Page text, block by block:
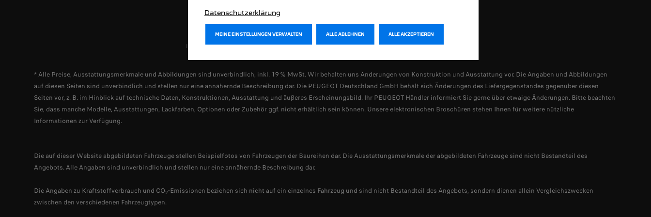
Impressum Rechtliche Hinweise Datenschutzrichtlinie Cookie-Richtlinie Cookie-Einstellungen
* Alle Preise, Ausstattungsmerkmale und Abbildungen sind unverbindlich, inkl. 19 % MwSt. Wir behalten uns Änderungen von Konstruktion und Ausstattung vor. Die Angaben und Abbildungen
auf diesen Seiten sind unverbindlich und stellen nur eine annähernde Beschreibung dar. Die PEUGEOT Deutschland GmbH behält sich Änderungen des Liefergegenstandes gegenüber diesen
Seiten vor, z. B. im Hinblick auf technische Daten, Konstruktionen, Ausstattung und äußeres Erscheinungsbild. Ihr PEUGEOT Händler informiert Sie gerne über etwaige Änderungen. Bitte beachten
Sie, dass manche Modelle, Ausstattungen, Lackfarben, Optionen oder Zubehör ggf. nicht erhältlich sein können. Unsere elektronischen Broschüren stehen Ihnen für weitere nützliche
Informationen zur Verfügung.
Die auf dieser Website abgebildeten Fahrzeuge stellen Beispielfotos von Fahrzeugen der Baureihen dar. Die Ausstattungsmerkmale der abgebildeten Fahrzeuge sind nicht Bestandteil des
Angebots. Alle Angaben sind unverbindlich und stellen nur eine annähernde Beschreibung dar.
Die Angaben zu Kraftstoffverbrauch und CO2-Emissionen beziehen sich nicht auf ein einzelnes Fahrzeug und sind nicht Bestandteil des Angebots, sondern dienen allein Vergleichszwecken
zwischen den verschiedenen Fahrzeugtypen.
Datenschutzerklärung
MEINE EINSTELLUNGEN VERWALTEN ALLE AKZEPTIEREN
ALLE ABLEHNEN